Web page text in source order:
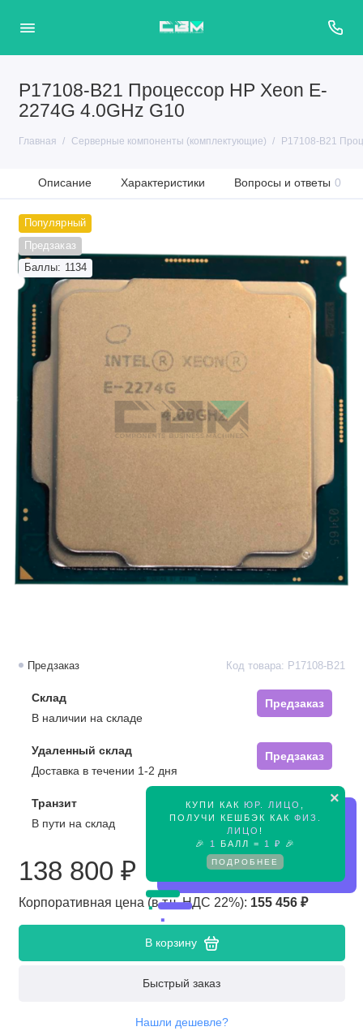
P17108-B21 Процессор HP Xeon E-
2274G 4.0GHz G10
Главная Серверные компоненты (комплектующие) P17108-B21
Описание Характеристики Вопросы и ответы 0
Популярный
Предзаказ
Баллы: 1134
×
КУПИ КАК ЮР. ЛИЦО
ПОЛУЧИ КЕШБЭК КАК ФИЗ.
ЛИЦО !
🎉
1 БАЛЛ = 1 ₽ 🎉
ПОДРОБНЕЕ
Предзаказ Код товара: P17108-B21
Склад
Предзаказ
В наличии на складе
Удаленный склад
Предзаказ
Доставка в течении 1-2 дня
Транзит
Предзаказ
В пути на склад
138 800 ₽
Корпоративная цена (в т.ч. НДС 22%): 155 456 ₽
В корзину
Быстрый заказ
Нашли дешевле?